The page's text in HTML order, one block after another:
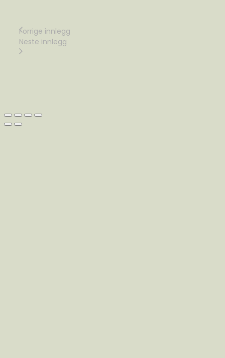
Forrige innlegg
Neste innlegg